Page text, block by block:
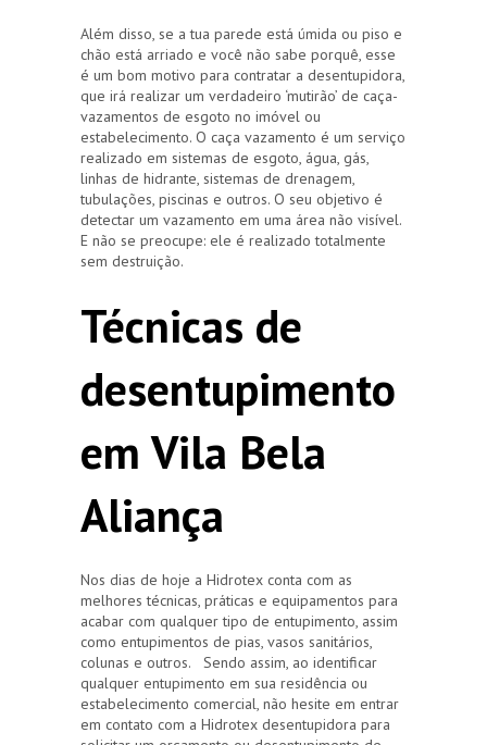
Além disso, se a tua parede está úmida ou piso e
chão está arriado e você não sabe porquê, esse
é um bom motivo para contratar a desentupidora,
que irá realizar um verdadeiro ‘mutirão’ de caça-
vazamentos de esgoto no imóvel ou
estabelecimento. O caça vazamento é um serviço
realizado em sistemas de esgoto, água, gás,
linhas de hidrante, sistemas de drenagem,
tubulações, piscinas e outros. O seu objetivo é
detectar um vazamento em uma área não visível.
E não se preocupe: ele é realizado totalmente
sem destruição.
Técnicas de
desentupimento
em Vila Bela
Aliança
Nos dias de hoje a Hidrotex conta com as
melhores técnicas, práticas e equipamentos para
acabar com qualquer tipo de entupimento, assim
como entupimentos de pias, vasos sanitários,
colunas e outros. Sendo assim, ao identificar
qualquer entupimento em sua residência ou
estabelecimento comercial, não hesite em entrar
em contato com a Hidrotex desentupidora para